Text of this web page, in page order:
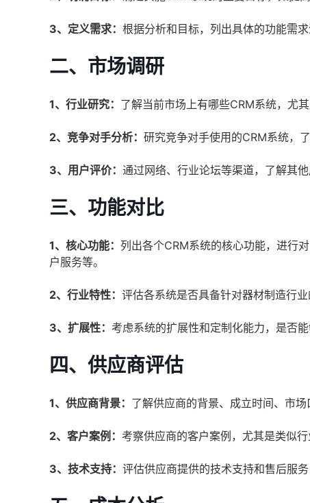
3、定义需求： 根据分析和目标，列出具体的功能需
二、市场调研
1、行业研究： 了解当前市场上有哪些CRM系统，尤
2、竞争对手分析： 研究竞争对手使用的CRM系统，了
3、用户评价： 通过网络、行业论坛等渠道，了解其
三、功能对比
1、核心功能： 列出各个CRM系统的核心功能，进行
户服务等。
2、行业特性： 评估各系统是否具备针对器材制造行
3、扩展性： 考虑系统的扩展性和定制化能力，是否
四、供应商评估
1、供应商背景： 了解供应商的背景、成立时间、市场
2、客户案例： 考察供应商的客户案例，尤其是类似行
3、技术支持： 评估供应商提供的技术支持和售后服